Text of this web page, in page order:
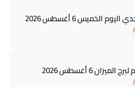
الخميس 6 أغسطس 2026
6 أغسطس 2026